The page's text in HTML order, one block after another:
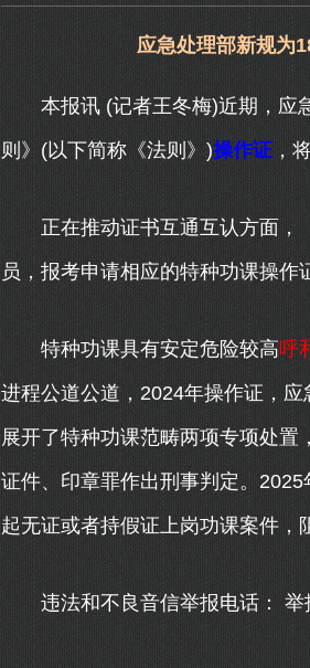
常见问题
应急处理部新规为
本报讯 (记者王冬梅)近期，应急
则》(以下简称《法则》)操作证，
正在推动证书互通互认方面，
员，报考申请相应的特种功课操作
特种功课具有安定危险较高呼
进程公道公道，2024年操作证，
展开了特种功课范畴两项专项处
证件、印章罪作出刑事判定。
起无证或者持假证上岗功课案件，
违法和不良音信举报电话： 举